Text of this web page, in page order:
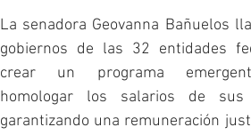
La senadora Geovanna Bañuelos
gobiernos de las 32 entidades
crear un programa
homologar los salarios de sus
garantizando una remuneración